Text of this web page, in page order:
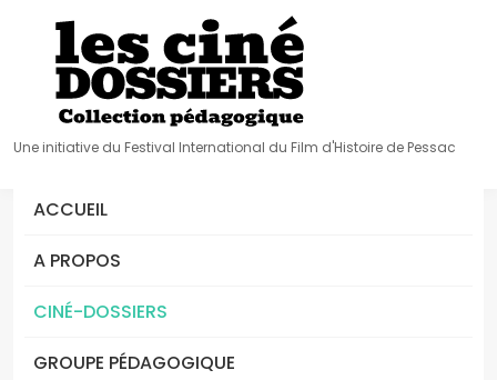
Une initiative du Festival International du Film d'Histoire de Pessac
ACCUEIL
A PROPOS
CINÉ-DOSSIERS
GROUPE PÉDAGOGIQUE